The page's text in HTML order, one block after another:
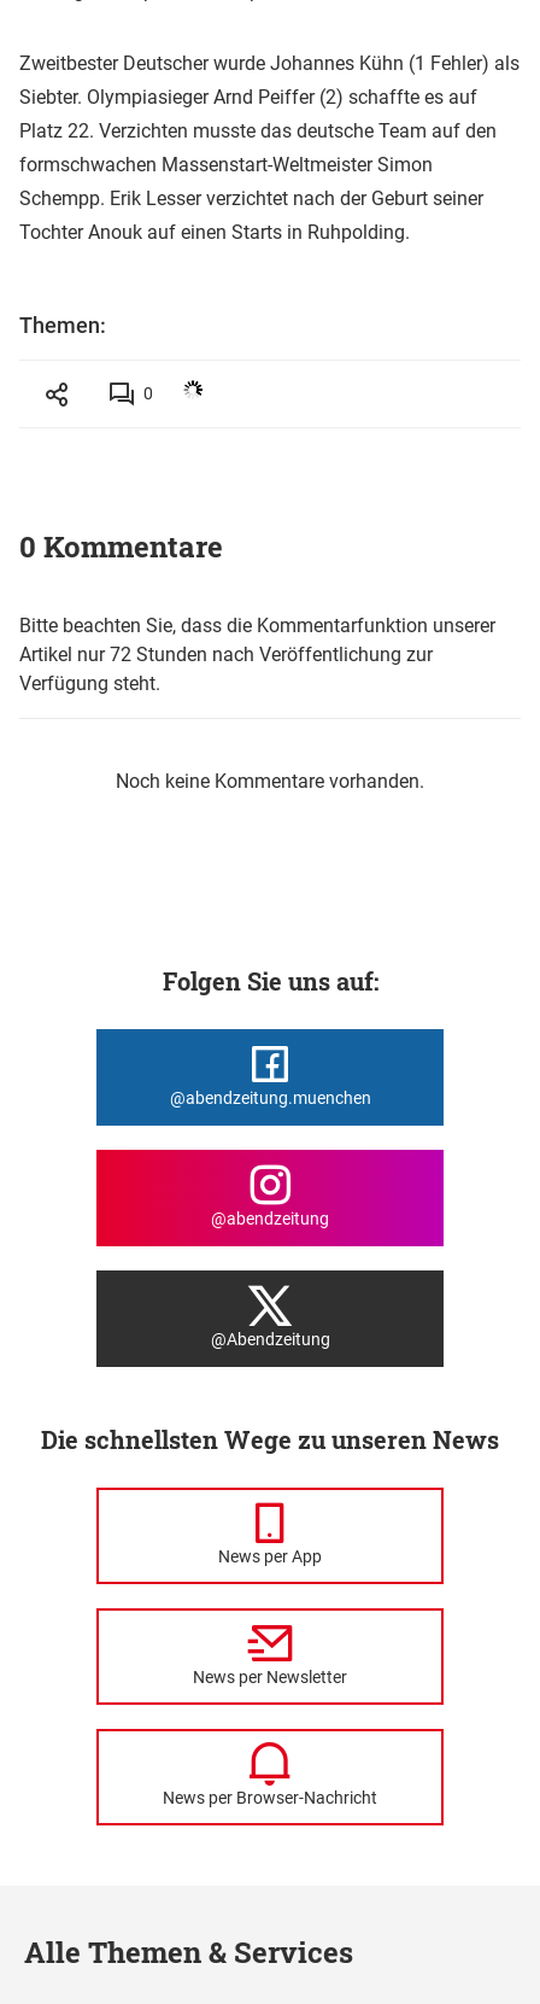
Zweitbester Deutscher wurde Johannes Kühn (1 Fehler) als
Siebter. Olympiasieger Arnd Peiffer (2) schaffte es auf
Platz 22. Verzichten musste das deutsche Team auf den
formschwachen Massenstart-Weltmeister Simon
Schempp. Erik Lesser verzichtet nach der Geburt seiner
Tochter Anouk auf einen Starts in Ruhpolding.
Themen:
0
0 Kommentare
Bitte beachten Sie, dass die Kommentarfunktion unserer
Artikel nur 72 Stunden nach Veröffentlichung zur
Verfügung steht.
Noch keine Kommentare vorhanden.
Folgen Sie uns auf:
@abendzeitung.muenchen
@abendzeitung
@Abendzeitung
Die schnellsten Wege zu unseren News
News per App
News per Newsletter
News per Browser-Nachricht
Alle Themen & Services